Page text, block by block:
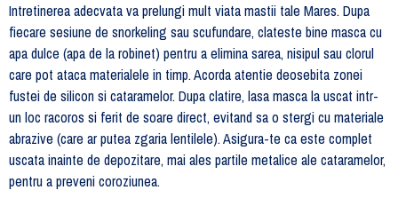
Intretinerea adecvata va prelungi mult viata mastii tale Mares. Dupa
fiecare sesiune de snorkeling sau scufundare, clateste bine masca cu
apa dulce (apa de la robinet) pentru a elimina sarea, nisipul sau clorul
care pot ataca materialele in timp. Acorda atentie deosebita zonei
fustei de silicon si cataramelor. Dupa clatire, lasa masca la uscat intr-
un loc racoros si ferit de soare direct, evitand sa o stergi cu materiale
abrazive (care ar putea zgaria lentilele). Asigura-te ca este complet
uscata inainte de depozitare, mai ales partile metalice ale cataramelor,
pentru a preveni coroziunea.